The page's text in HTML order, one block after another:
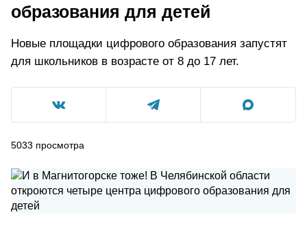
образования для детей
Новые площадки цифрового образования запустят
для школьников в возрасте от 8 до 17 лет.
5033 просмотра